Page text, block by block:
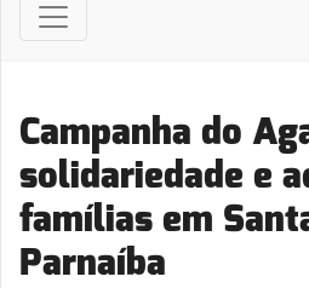
Campanha do
solidariedade e
famílias em
Parnaíba